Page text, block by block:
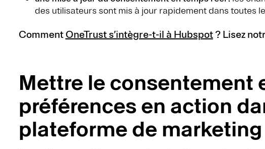
des utilisateurs sont mis à jour rapidement dans toutes
Comment OneTrust s’intègre-t-il à Hubspot? Lisez
Mettre le consentement
préférences en action
plateforme de